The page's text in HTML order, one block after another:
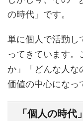
の時代」です。
単に個人で活動し
ってきています
か」「どんな人な
価値の中心になっ
「個人の時